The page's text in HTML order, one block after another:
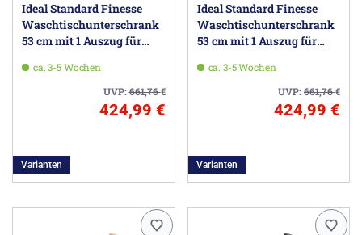
Ideal Standard Finesse
Waschtischunterschrank
53 cm mit 1 Auszug für
Cube
ca. 3-5 Wochen
UVP:661,76€
424,99 €
Varianten
Ideal Standard Finesse
Waschtischunterschrank
53 cm mit 1 Auszug für
Cube
ca. 3-5 Wochen
UVP:661,76€
424,99 €
Varianten